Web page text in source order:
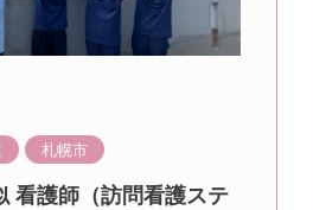
札幌市
看護師（訪問看護ステ